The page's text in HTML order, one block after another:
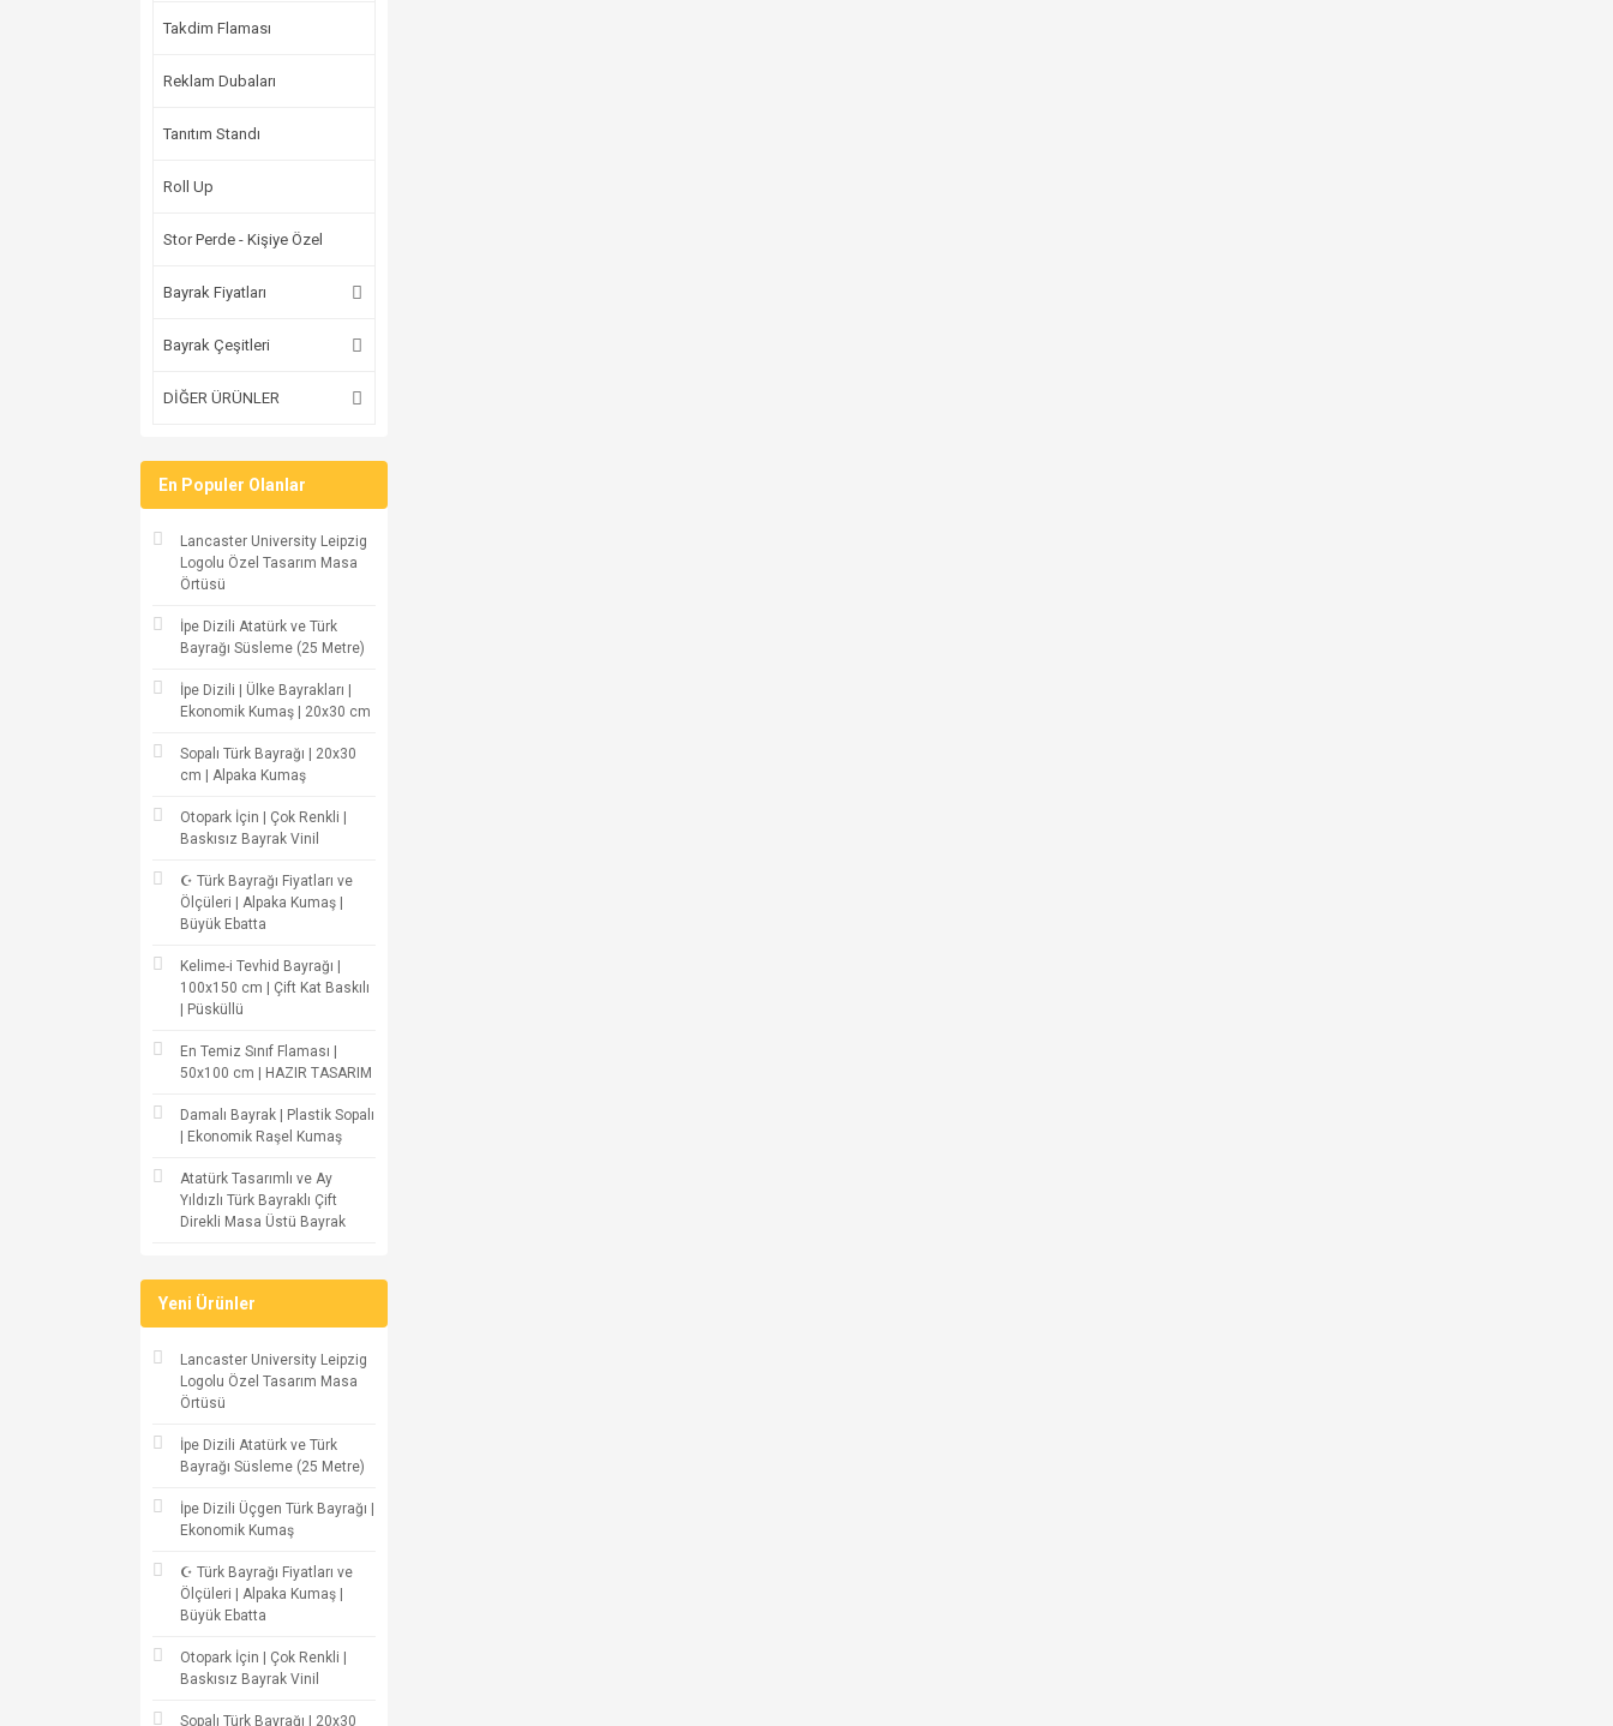
Takdim Flaması
Reklam Dubaları
Tanıtım Standı
Roll Up
Stor Perde - Kişiye Özel
Bayrak Fiyatları
Bayrak Çeşitleri
DİĞER ÜRÜNLER
En Populer Olanlar
Lancaster University Leipzig
Logolu Özel Tasarım Masa
Örtüsü
İpe Dizili Atatürk ve Türk
Bayrağı Süsleme (25 Metre)
İpe Dizili | Ülke Bayrakları |
Ekonomik Kumaş | 20x30 cm
Sopalı Türk Bayrağı | 20x30
cm | Alpaka Kumaş
Otopark İçin | Çok Renkli |
Baskısız Bayrak Vinil
☪ Türk Bayrağı Fiyatları ve
Ölçüleri | Alpaka Kumaş |
Büyük Ebatta
Kelime-i Tevhid Bayrağı |
100x150 cm | Çift Kat Baskılı
| Püsküllü
En Temiz Sınıf Flaması |
50x100 cm | HAZIR TASARIM
Damalı Bayrak | Plastik Sopalı
| Ekonomik Raşel Kumaş
Atatürk Tasarımlı ve Ay
Yıldızlı Türk Bayraklı Çift
Direkli Masa Üstü Bayrak
Yeni Ürünler
Lancaster University Leipzig
Logolu Özel Tasarım Masa
Örtüsü
İpe Dizili Atatürk ve Türk
Bayrağı Süsleme (25 Metre)
İpe Dizili Üçgen Türk Bayrağı |
Ekonomik Kumaş
☪ Türk Bayrağı Fiyatları ve
Ölçüleri | Alpaka Kumaş |
Büyük Ebatta
Otopark İçin | Çok Renkli |
Baskısız Bayrak Vinil
Sopalı Türk Bayrağı | 20x30